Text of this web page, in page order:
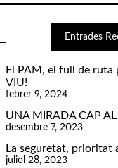
Entrades
El PAM, el full de ruta
VIU!
febrer 9, 2024
UNA MIRADA CAP
desembre 7, 2023
La seguretat, prioritat
juliol 28, 2023